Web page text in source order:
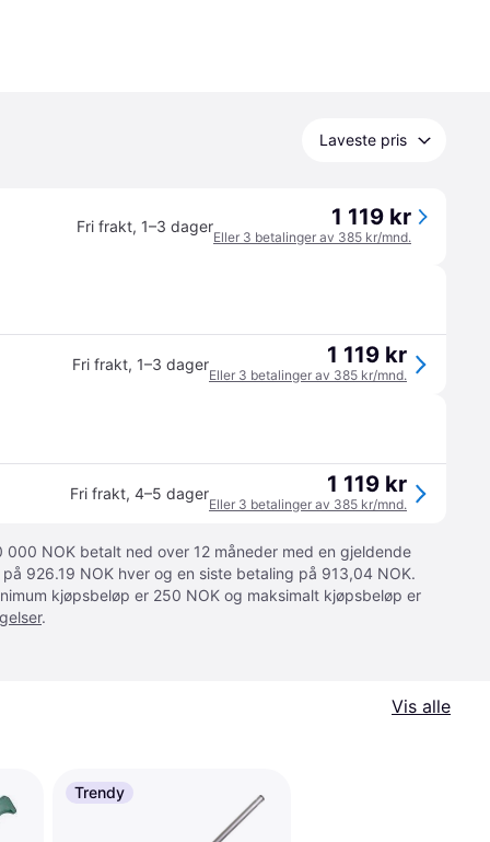
Laveste pris
Fri frakt, 1–3 dager 1 119 kr
Eller 3 betalinger av 385 kr/mnd.
Fri frakt, 1–3 dager 1 119 kr
Eller 3 betalinger av 385 kr/mnd.
Fri frakt, 4–5 dager 1 119 kr
Eller 3 betalinger av 385 kr/mnd.
000 NOK betalt ned over 12 måneder med en gjeldende
926.19 NOK hver og en siste betaling på 913,04 NOK.
kjøpsbeløp er 250 NOK og maksimalt kjøpsbeløp er
.
Vis alle
Trendy